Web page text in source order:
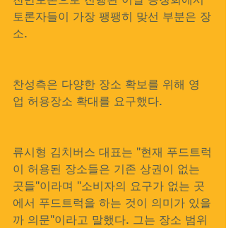
토론자들이 가장 팽팽히 맞선 부분은 장
소.
찬성측은 다양한 장소 확보를 위해 영
업 허용장소 확대를 요구했다.
류시형 김치버스 대표는 "현재 푸드트럭
이 허용된 장소들은 기존 상권이 없는
곳들"이라며 "소비자의 요구가 없는 곳
에서 푸드트럭을 하는 것이 의미가 있을
까 의문"이라고 말했다. 그는 장소 범위